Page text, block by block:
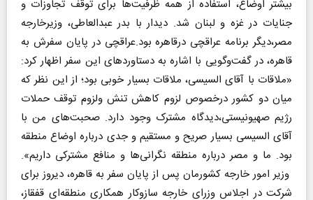
بیشتر اوضاع، استفاده از همه ظرفیت‌ها برای توقف تجاوزات و
جنایات در غزه و لبنان شد. دیدار با بدر عبدالعاطی، وزیرخارجه
مصر،دیگر برنامه عراقچی درقاهره بود.عراقچی در پایان سفرش به
قاهره، در گفت‌وگویی با اشاره به دستاوردهای این سفر اظهار کرد:
«ملاقات با آقای السیسی، ملاقات بسیار خوبی بود‌؛ از این نظر که
میان دو کشور در‌خصوص لزوم کاهش تنش ولزوم توقف حملات
رژیم صهیونیستی،دیدگاه مشترک وجود دارد. صحبت‌های من با
آقای السیسی بسیار صریح و مستقیم و جدی درباره اوضاع منطقه
بود. ما و مصر درباره منطقه نگرانی‌ها و منافع مشترکی داریم».
وزیر امور خارجه کشورمان پس از پایان سفر به قاهره، دیروز برای
شرکت در اجلاس وزرای خارجه سازوکار همکاری منطقه‌ای قفقاز،